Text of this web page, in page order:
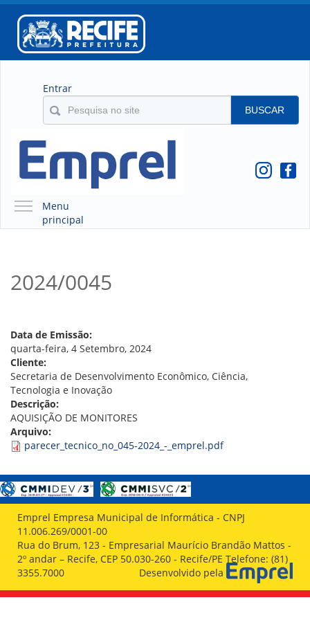
Entrar
BUSCAR
Menu
principal
O QUE É A EMPREL
CONSELHOS
LOCALIZAÇÃO
GESTORES
GOVERNANÇA
NOTÍCIAS
COMPRAS
LICITAÇÕES
ATAS DE REGISTRO DE PREÇOS
CONTRATO
GESTÃO DE PESSOAS
COLABORADORES
PLR
2024/0045
Data de Emissão:
quarta-feira, 4 Setembro, 2024
Cliente:
Secretaria de Desenvolvimento Econômico, Ciência,
Tecnologia e Inovação
Descrição:
AQUISIÇÃO DE MONITORES
Arquivo:
parecer_tecnico_no_045-2024_-_emprel.pdf
Emprel Empresa Municipal de Informática - CNPJ
11.006.269/0001-00
Rua do Brum, 123 - Empresarial Maurício Brandão Mattos -
2º andar – Recife, CEP 50.030-260 - Recife/PE Telefone: (81)
3355.7000
Desenvolvido pela